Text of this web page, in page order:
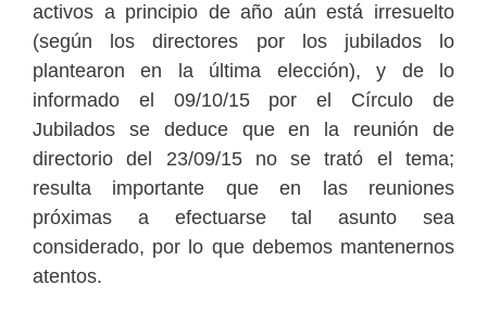
activos a principio de año aún está irresuelto
(según los directores por los jubilados lo
plantearon en la última elección), y de lo
informado el 09/10/15 por el Círculo de
Jubilados se deduce que en la reunión de
directorio del 23/09/15 no se trató el tema;
resulta importante que en las reuniones
próximas a efectuarse tal asunto sea
considerado, por lo que debemos mantenernos
atentos.